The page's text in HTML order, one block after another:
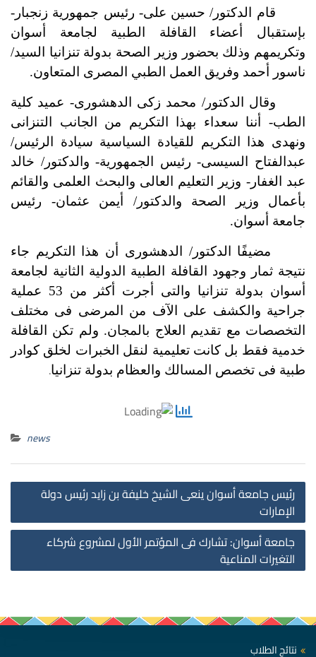
قام الدكتور/ حسين على- رئيس جمهورية زنجبار-
بإستقبال أعضاء القافلة الطبية لجامعة أسوان
وتكريمهم وذلك بحضور وزير الصحة بدولة تنزانيا السيد/
ناسور أحمد وفريق العمل الطبي المصرى المتعاون.
وقال الدكتور/ محمد زكى الدهشورى- عميد كلية
الطب- أننا سعداء بهذا التكريم من الجانب التنزانى
ونهدى هذا التكريم للقيادة السياسية سيادة الرئيس/
عبدالفتاح السيسى- رئيس الجمهورية- والدكتور/ خالد
عبد الغفار- وزير التعليم العالى والبحث العلمى والقائم
بأعمال وزير الصحة والدكتور/ أيمن عثمان- رئيس
جامعة أسوان.
مضيفًا الدكتور/ الدهشورى أن هذا التكريم جاء
نتيجة ثمار وجهود القافلة الطبية الدولية الثانية لجامعة
أسوان بدولة تنزانيا والتى أجرت أكثر من 53 عملية
جراحية والكشف على الآف من المرضى فى مختلف
التخصصات مع تقديم العلاج بالمجان. ولم تكن القافلة
خدمية فقط بل كانت تعليمية لنقل الخبرات لخلق كوادر
طبية فى تخصص المسالك والعظام بدولة تنزانيا.
news
رئيس جامعة أسوان ينعى الشيخ خليفة بن زايد رئيس دولة
الإمارات
جامعة أسوان: تشارك فى المؤتمر الأول لمشروع شركاء
التغيرات المناعية
نتائج الطلاب